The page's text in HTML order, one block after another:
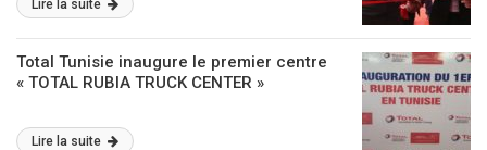
Lire la suite
Total Tunisie inaugure le premier centre
« TOTAL RUBIA TRUCK CENTER »
Lire la suite